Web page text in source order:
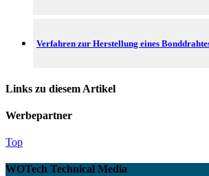
Verfahren zur Herstellung eines
Links zu diesem Artikel
Werbepartner
Top
WOTech Technical Media